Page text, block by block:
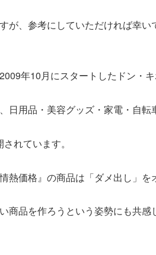
が、参考にしていただければ幸い
年10月にスタートしたドン・
日用品・美容グッズ・家電・自転
れています。
熱価格』の商品は「ダメ出し」を
商品を作ろうという姿勢にも共感